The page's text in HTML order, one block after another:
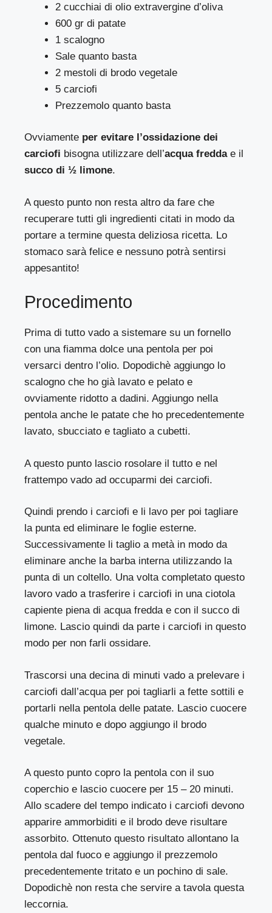
2 cucchiai di olio extravergine d’oliva
600 gr di patate
1 scalogno
Sale quanto basta
2 mestoli di brodo vegetale
5 carciofi
Prezzemolo quanto basta
Ovviamente per evitare l’ossidazione dei
carciofi bisogna utilizzare dell’acqua freddae il
succo di ½ limone.
A questo punto non resta altro da fare che
recuperare tutti gli ingredienti citati in modo da
portare a termine questa deliziosa ricetta. Lo
stomaco sarà felice e nessuno potrà sentirsi
appesantito!
Procedimento
Prima di tutto vado a sistemare su un fornello
con una fiamma dolce una pentola per poi
versarci dentro l’olio. Dopodichè aggiungo lo
scalogno che ho già lavato e pelato e
ovviamente ridotto a dadini. Aggiungo nella
pentola anche le patate che ho precedentemente
lavato, sbucciato e tagliato a cubetti.
A questo punto lascio rosolare il tutto e nel
frattempo vado ad occuparmi dei carciofi.
Quindi prendo i carciofi e li lavo per poi tagliare
la punta ed eliminare le foglie esterne.
Successivamente li taglio a metà in modo da
eliminare anche la barba interna utilizzando la
punta di un coltello. Una volta completato questo
lavoro vado a trasferire i carciofi in una ciotola
capiente piena di acqua fredda e con il succo di
limone. Lascio quindi da parte i carciofi in questo
modo per non farli ossidare.
Trascorsi una decina di minuti vado a prelevare i
carciofi dall’acqua per poi tagliarli a fette sottili e
portarli nella pentola delle patate. Lascio cuocere
qualche minuto e dopo aggiungo il brodo
vegetale.
A questo punto copro la pentola con il suo
coperchio e lascio cuocere per 15 – 20 minuti.
Allo scadere del tempo indicato i carciofi devono
apparire ammorbiditi e il brodo deve risultare
assorbito. Ottenuto questo risultato allontano la
pentola dal fuoco e aggiungo il prezzemolo
precedentemente tritato e un pochino di sale.
Dopodichè non resta che servire a tavola questa
leccornia.